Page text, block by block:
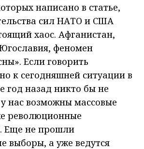
написано в статье,
сил НАТО и США
хаос. Афганистан,
феномен
Если говорить
к сегодняшней ситуации в
год назад никто бы не
нас возможны массовые
революционные
Еще не прошли
выборы, а уже ведутся